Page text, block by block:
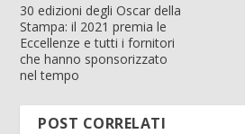
30 edizioni degli Oscar della
Stampa: il 2021 premia le
Eccellenze e tutti i fornitori
che hanno sponsorizzato
nel tempo
POST CORRELATI